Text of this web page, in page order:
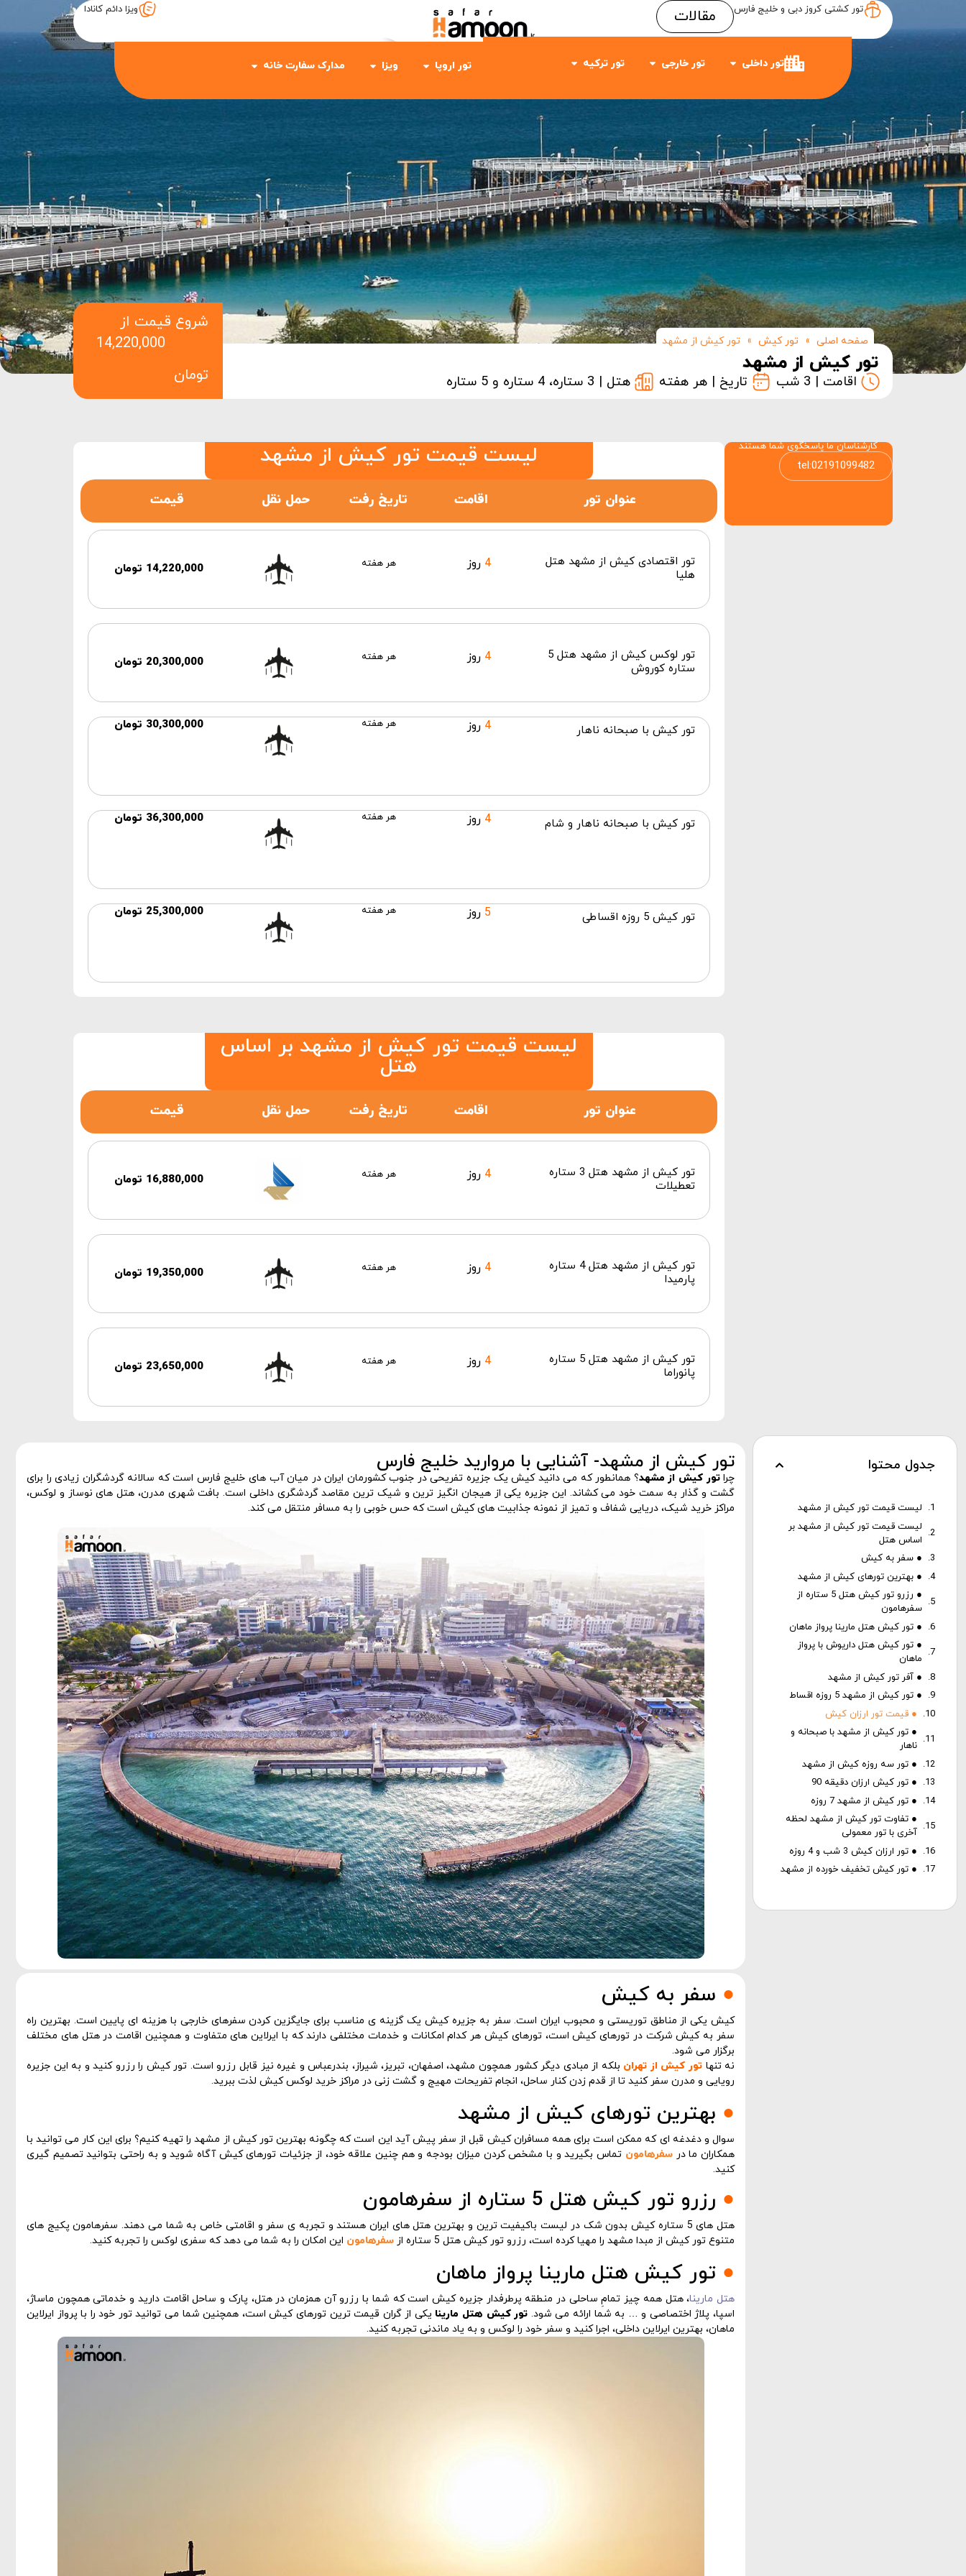
تور کشتی کروز دبی و خلیج فارس مقالات ویزا دائم کانادا
تور داخلی تور خارجی تور ترکیه تور اروپا ویزا مدارک سفارت خانه
Item #1
Item #3
صفحه اصلی » تور کیش » تور کیش از مشهد
تور کیش از مشهد
اقامت | 3 شب تاریخ | هر هفته هتل | 3 ستاره، 4 ستاره و 5 ستاره
شروع قیمت از
تومان
کارشناسان ما پاسخگوی شما هستند
tel:02191099482 لیست قیمت تور کیش از مشهد
عنوان تور اقامت تاریخ رفت حمل نقل قیمت
تور اقتصادی کیش از مشهد هتل
هلیا
4 روز هر هفته 14,220,000 تومان
تور لوکس کیش از مشهد هتل 5
ستاره کوروش
4 روز هر هفته 20,300,000 تومان
تور کیش با صبحانه ناهار 4 روز هر هفته 30,300,000 تومان
تور کیش با صبحانه ناهار و شام 4 روز هر هفته 36,300,000 تومان
تور کیش 5 روزه اقساطی 5 روز هر هفته 25,300,000 تومان
لیست قیمت تور کیش از مشهد بر اساس
هتل
عنوان تور اقامت تاریخ رفت حمل نقل قیمت
تور کیش از مشهد هتل 3 ستاره
تعطیلات
4 روز هر هفته 16,880,000 تومان
تور کیش از مشهد هتل 4 ستاره
پارمیدا
4 روز هر هفته 19,350,000 تومان
تور کیش از مشهد هتل 5 ستاره
پانوراما
4 روز هر هفته 23,650,000 تومان
جدول محتوا
لیست قیمت تور کیش از مشهد
لیست قیمت تور کیش از مشهد بر
اساس هتل
● سفر به کیش
● بهترین تورهای کیش از مشهد
● رزرو تور کیش هتل 5 ستاره از
سفرهامون
● تور کیش هتل مارینا پرواز ماهان
● تور کیش هتل داریوش با پرواز
ماهان
● آفر تور کیش از مشهد
● تور کیش از مشهد 5 روزه اقساط
● قیمت تور ارزان کیش
● تور کیش از مشهد با صبحانه و
ناهار
● تور سه روزه کیش از مشهد
● تور کیش ارزان دقیقه 90
● تور کیش از مشهد 7 روزه
● تفاوت تور کیش از مشهد لحظه
آخری با تور معمولی
● تور ارزان کیش 3 شب و 4 روزه
● تور کیش تخفیف خورده از مشهد
تور کیش از مشهد- آشنایی با مروارید خلیج فارس
چراتور کیش از مشهد؟ همانطور که می دانید کیش یک جزیره تفریحی در جنوب کشورمان ایران در میان آب های خلیج فارس است که سالانه گردشگران زیادی را برای
گشت و گذار به سمت خود می کشاند. این جزیره یکی از هیجان انگیز ترین و شیک ترین مقاصد گردشگری داخلی است. بافت شهری مدرن، هتل های نوساز و لوکس،
مراکز خرید شیک، دریایی شفاف و تمیز از نمونه جذابیت های کیش است که حس خوبی را به مسافر منتقل می کند.
● سفر به کیش
کیش یکی از مناطق توریستی و محبوب ایران است. سفر به جزیره کیش یک گزینه ی مناسب برای جایگزین کردن سفرهای خارجی با هزینه ای پایین است. بهترین راه
سفر به کیش شرکت در تورهای کیش است، تورهای کیش هر کدام امکانات و خدمات مختلفی دارند که با ایرلاین های متفاوت و همچنین اقامت در هتل های مختلف
برگزار می شود.
نه تنهاتور کیش از تهران بلکه از مبادی دیگر کشور همچون مشهد، اصفهان، تبریز، شیراز، بندرعباس و غیره نیز قابل رزرو است. تور کیش را رزرو کنید و به این جزیره
رویایی و مدرن سفر کنید تا از قدم زدن کنار ساحل، انجام تفریحات مهیج و گشت زنی در مراکز خرید لوکس کیش لذت ببرید.
● بهترین تورهای کیش از مشهد
سوال و دغدغه ای که ممکن است برای همه مسافران کیش قبل از سفر پیش آید این است که چگونه بهترین تور کیش از مشهد را تهیه کنیم؟ برای این کار می توانید با
همکاران ما درسفرهامون تماس بگیرید و با مشخص کردن میزان بودجه و هم چنین علاقه خود، از جزئیات تورهای کیش آگاه شوید و به راحتی بتوانید تصمیم گیری
کنید.
● رزرو تور کیش هتل 5 ستاره از سفرهامون
هتل های 5 ستاره کیش بدون شک در لیست باکیفیت ترین و بهترین هتل های ایران هستند و تجربه ی سفر و اقامتی خاص به شما می دهند. سفرهامون پکیج های
متنوع تور کیش از مبدا مشهد را مهیا کرده است، رزرو تور کیش هتل 5 ستاره از
سفرهامون این امکان را به شما می دهد که سفری لوکس را تجربه کنید.
● تور کیش هتل مارینا پرواز ماهان
هتل مارینا، هتل همه چیز تمامِ ساحلی در منطقه پرطرفدار جزیره کیش است که شما با رزرو آن همزمان در هتل، پارک و ساحل اقامت دارید و خدماتی همچون ماساژ،
اسپا، پلاژ اختصاصی و … به شما ارائه می شود. تور کیش هتل مارینا یکی از گران قیمت ترین تورهای کیش است، همچنین شما می توانید تور خود را با پرواز ایرلاین
ماهان، بهترین ایرلاین داخلی، اجرا کنید و سفر خود را لوکس و به یاد ماندنی تجربه کنید.